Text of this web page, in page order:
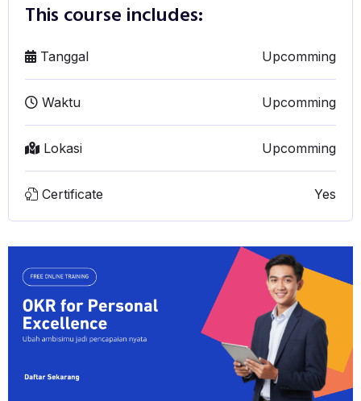
This course includes:
Tanggal Upcomming
Waktu Upcomming
Lokasi Upcomming
Certificate Yes